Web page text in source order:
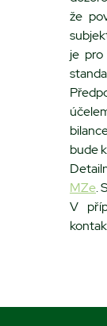
že
je pro
bude
MZe.
V